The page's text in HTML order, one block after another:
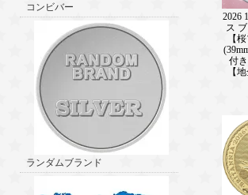
コンビバー
ランダムブランド
2026
ス
【
付
【